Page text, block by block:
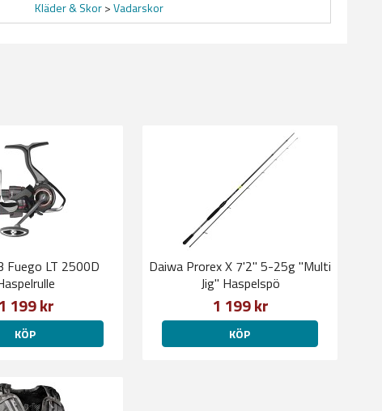
Kläder & Skor>Vadarskor
Fuego LT 2500D
1 199 kr
KÖP
Daiwa Prorex X 7'2'' 5-25g "Multi
Jig" Haspelspö
1 199 kr
KÖP